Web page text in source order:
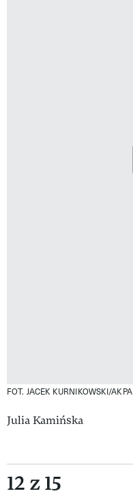
FOT. JACEK KURNIKOWSKI/AKPA
Julia Kamińska
12 z 15